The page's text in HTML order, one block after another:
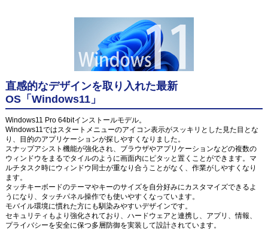
直感的なデザインを取り入れた最新
OS「Windows11」
Windows11 Pro 64bitインストールモデル。
Windows11ではスタートメニューのアイコン表示がスッキリとした見た目とな
り、目的のアプリケーションが探しやすくなりました。
スナップアシスト機能が強化され、ブラウザやアプリケーションなどの複数の
ウィンドウをまるでタイルのように画面内にピタッと置くことができます。マ
ルチタスク時にウィンドウ同士が重なり合うことがなく、作業がしやすくなり
ます。
タッチキーボードのテーマやキーのサイズを自分好みにカスタマイズできるよ
うになり、タッチパネル操作でも使いやすくなっています。
モバイル環境に慣れた方にも馴染みやすいデザインです。
セキュリティもより強化されており、ハードウェアと連携し、アプリ、情報、
プライバシーを安全に保つ多層防御を実装して設計されています。